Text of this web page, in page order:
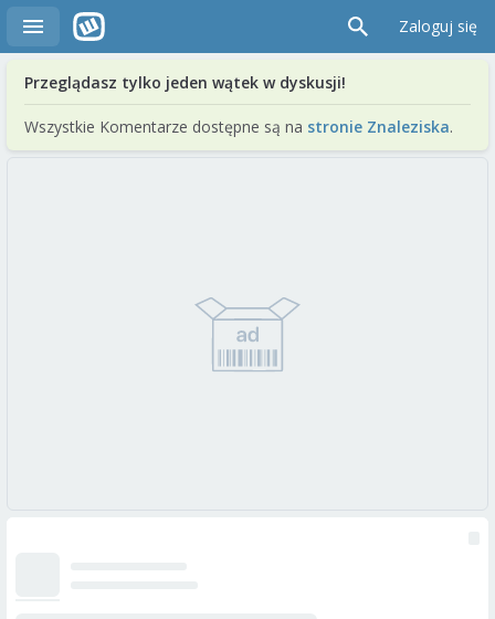
Zaloguj się
Przeglądasz tylko jeden wątek w dyskusji!
Wszystkie Komentarze dostępne są na stronie Znaleziska.